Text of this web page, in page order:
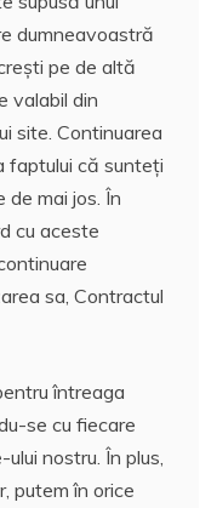
dumneavoastră
pe de altă
valabil din
site. Continuarea
faptului că sunteți
de mai jos. În
cu aceste
sa, Contractul
întreaga
se cu fiecare
nostru. În plus,
putem în orice